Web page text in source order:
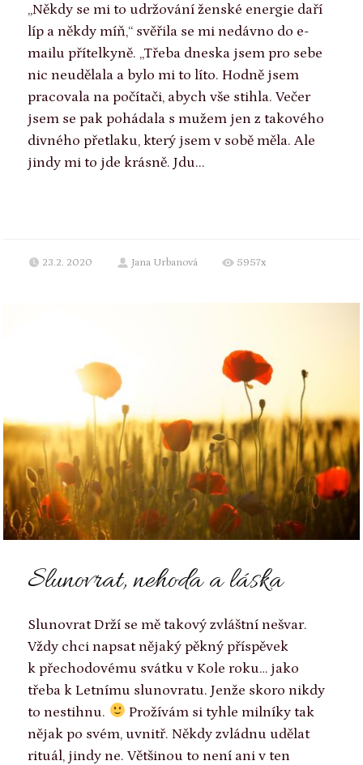
„Někdy se mi to udržování ženské energie daří
líp a někdy míň,“ svěřila se mi nedávno do e-
mailu přítelkyně. „Třeba dneska jsem pro sebe
nic neudělala a bylo mi to líto. Hodně jsem
pracovala na počítači, abych vše stihla. Večer
jsem se pak pohádala s mužem jen z takového
divného přetlaku, který jsem v sobě měla. Ale
jindy mi to jde krásně. Jdu...
23.2. 2020 Jana Urbanová 5957x
Slunovrat, nehoda a láska
Slunovrat Drží se mě takový zvláštní nešvar.
Vždy chci napsat nějaký pěkný příspěvek
k přechodovému svátku v Kole roku… jako
třeba k Letnímu slunovratu. Jenže skoro nikdy
to nestihnu.
Prožívám si tyhle milníky tak
nějak po svém, uvnitř. Někdy zvládnu udělat
rituál, jindy ne. Většinou to není ani v ten